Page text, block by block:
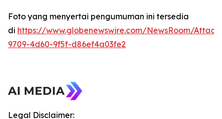
Foto yang menyertai pengumuman ini tersedia
di https://www.globenewswire.com/NewsRoom/
9709-4d60-9f5f-d86ef4a03fe2
Legal Disclaimer: